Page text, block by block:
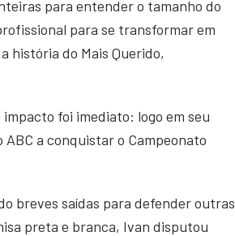
para entender o tamanho do
para se transformar em
história do Mais Querido,
foi imediato: logo em seu
a conquistar o Campeonato
breves saídas para defender outras
preta e branca, Ivan disputou